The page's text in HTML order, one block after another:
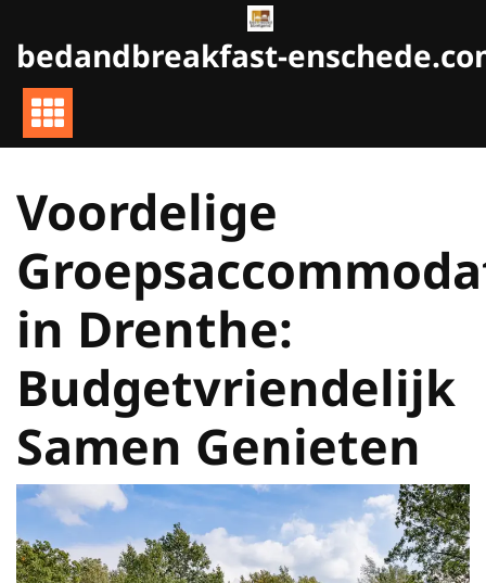
de
inhoud
gaan
bedandbreakfast-
Voordelige
in Drenthe:
Budgetvriendelijk
Samen Genieten